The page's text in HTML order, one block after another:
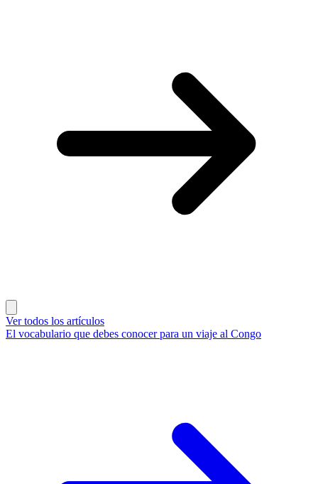
Ver todos los artículos
El vocabulario que debes conocer para un viaje al Congo